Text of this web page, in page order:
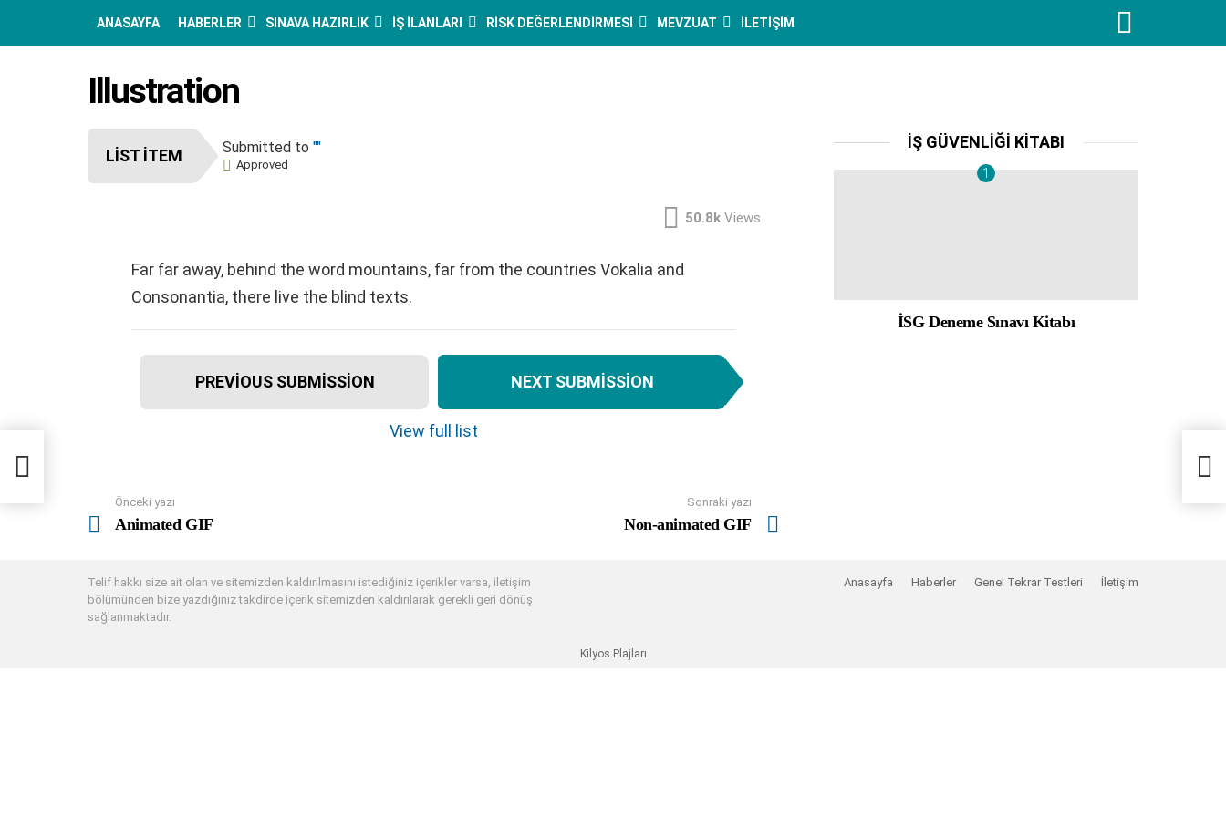
ANASAYFA HABERLER SINAVA HAZIRLIK İŞ İLANLARI RISK DEĞERLENDIRMESI MEVZUAT İLETIŞIM
Illustration
LIST ITEM Submitted to ""
Approved
50.8k Views
Far far away, behind the word mountains, far from the countries Vokalia and
Consonantia, there live the blind texts.
v
a
t
PREVIOUS SUBMISSION NEXT SUBMISSION
View full list
more
Önceki yazı
Animated GIF
Sonraki yazı
Non-animated GIF
İŞ GÜVENLIĞI KITABI
İSG Deneme Sınavı Kitabı
Telif hakkı size ait olan ve sitemizden kaldırılmasını istediğiniz içerikler varsa, iletişim
bölümünden bize yazdığınız takdirde içerik sitemizden kaldırılarak gerekli geri dönüş
sağlanmaktadır.
Anasayfa Haberler Genel Tekrar Testleri İletişim
Kilyos Plajları